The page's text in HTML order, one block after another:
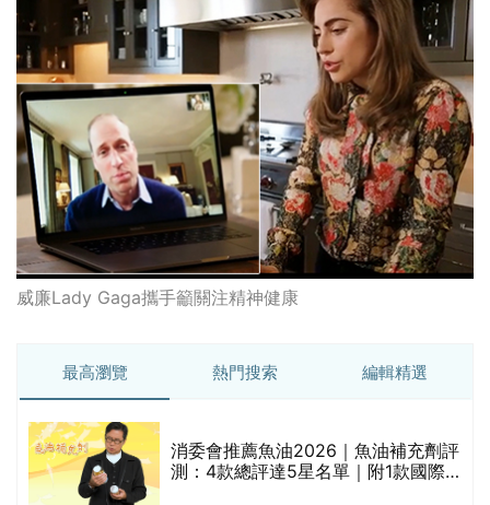
威廉Lady Gaga攜手籲關注精神健康
最高瀏覽 熱門搜索 編輯精選
消委會推薦魚油2026｜魚油補充劑評
測：4款總評達5星名單｜附1款國際